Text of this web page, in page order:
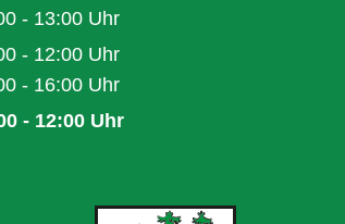
14:00 bis 18:00 Uhr
- 13:00 Uhr
08:00 bis 13:00 Uhr
- 12:00 Uhr
08:00 bis 12:00 Uhr
- 16:00 Uhr
14:00 bis 16:00 Uhr
- 12:00 Uhr